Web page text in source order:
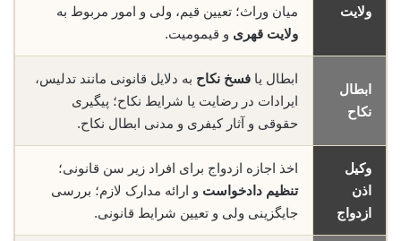
ولایت
میان وراث؛ تعیین قیم، ولی و امور مربوط به
ولایت قهری و قیمومیت.
ابطال
نکاح
ابطال یا فسخ نکاح به دلایل قانونی مانند تدلیس،
ایرادات در رضایت یا شرایط نکاح؛ پیگیری
حقوقی و آثار کیفری و مدنی ابطال نکاح.
وکیل
اذن
ازدواج
اخذ اجازه ازدواج برای افراد زیر سن قانونی؛
تنظیم دادخواست و ارائه مدارک لازم؛ بررسی
جایگزینی ولی و تعیین شرایط قانونی.